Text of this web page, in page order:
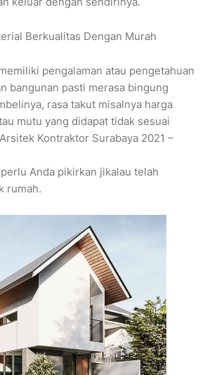
Berkualitas Dengan Murah
pengalaman atau pengetahuan
bangunan pasti merasa bingung
rasa takut misalnya harga
mutu yang didapat tidak sesuai
Kontraktor Surabaya 2021 –
Anda pikirkan jikalau telah
rumah.